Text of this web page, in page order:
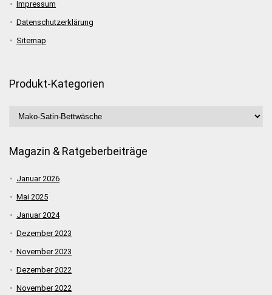
Impressum
Datenschutzerklärung
Sitemap
Produkt-Kategorien
Magazin & Ratgeberbeiträge
Januar 2026
Mai 2025
Januar 2024
Dezember 2023
November 2023
Dezember 2022
November 2022